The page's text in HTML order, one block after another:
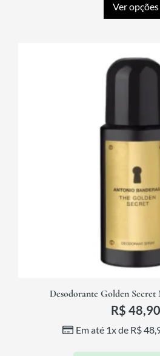
Ver opções
Desodorante Golden Secret
R$ 48,90
Em até 1x de R$